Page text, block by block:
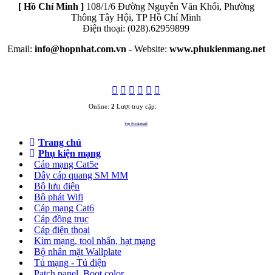
[ Hồ Chí Minh ]108/1/6 Đường Nguyễn Văn Khối, Phường
Thông Tây Hội, TP Hồ Chí Minh
Điện thoại: (028).62959899
Email: info@hopnhat.com.vn - Website: www.phukienmang.net
Online: 2 Lượt truy cập:
Vợt Pickleball
Trang chủ
Phụ kiện mạng
Cáp mạng Cat5e
Dây cáp quang SM MM
Bộ lưu điện
Bộ phát Wifi
Cáp mạng Cat6
Cáp đồng trục
Cáp điện thoại
Kìm mạng, tool nhấn, hạt mạng
Bộ nhân mặt Wallplate
Tủ mạng - Tủ điện